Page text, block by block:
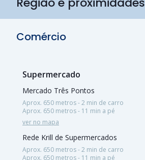
Comércio
Supermercado
Mercado Três Pontos
Aprox. 650 metros - 2 min de carro
Aprox. 650 metros - 11 min a pé
ver no mapa
Rede Krill de Supermercados
Aprox. 650 metros - 2 min de carro
Aprox. 650 metros - 11 min a pé